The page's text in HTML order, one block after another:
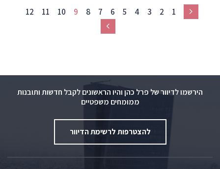
Previous
1
2
3
4
5
6
7
8
9
10
11
12
Next
הירשמו לדיוור של פרל כהן והיו הראשונים לקבל חדשות ותובנות
ממומחים משפטיים
להצטרפות לרשימת הדיוור